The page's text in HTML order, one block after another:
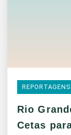
REPORTAGENS
Rio
Cetas